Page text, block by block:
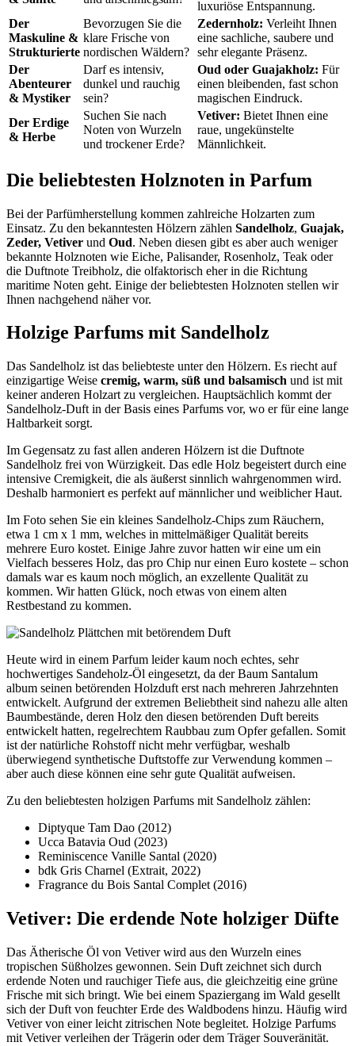
luxuriöse Entspannung.
Der
Maskuline &
Strukturierte
Bevorzugen Sie die
klare Frische von
nordischen Wäldern?
Zedernholz: Verleiht Ihnen
eine sachliche, saubere und
sehr elegante Präsenz.
Der
Abenteurer
& Mystiker
Darf es intensiv,
dunkel und rauchig
sein?
Oud oder Guajakholz: Für
einen bleibenden, fast schon
magischen Eindruck.
Der Erdige
& Herbe
Suchen Sie nach
Noten von Wurzeln
und trockener Erde?
Vetiver: Bietet Ihnen eine
raue, ungekünstelte
Männlichkeit.
Die beliebtesten Holznoten in Parfum
Bei der Parfümherstellung kommen zahlreiche Holzarten zum
Einsatz. Zu den bekanntesten Hölzern zählen Sandelholz, Guajak,
Zeder, Vetiver und Oud. Neben diesen gibt es aber auch weniger
bekannte Holznoten wie Eiche, Palisander, Rosenholz, Teak oder
die Duftnote Treibholz, die olfaktorisch eher in die Richtung
maritime Noten geht. Einige der beliebtesten Holznoten stellen wir
Ihnen nachgehend näher vor.
Holzige Parfums mit Sandelholz
Das Sandelholz ist das beliebteste unter den Hölzern. Es riecht auf
einzigartige Weise cremig, warm, süß und balsamisch und ist mit
keiner anderen Holzart zu vergleichen. Hauptsächlich kommt der
Sandelholz-Duft in der Basis eines Parfums vor, wo er für eine lange
Haltbarkeit sorgt.
Im Gegensatz zu fast allen anderen Hölzern ist die Duftnote
Sandelholz frei von Würzigkeit. Das edle Holz begeistert durch eine
intensive Cremigkeit, die als äußerst sinnlich wahrgenommen wird.
Deshalb harmoniert es perfekt auf männlicher und weiblicher Haut.
Im Foto sehen Sie ein kleines Sandelholz-Chips zum Räuchern,
etwa 1 cm x 1 mm, welches in mittelmäßiger Qualität bereits
mehrere Euro kostet. Einige Jahre zuvor hatten wir eine um ein
Vielfach besseres Holz, das pro Chip nur einen Euro kostete – schon
damals war es kaum noch möglich, an exzellente Qualität zu
kommen. Wir hatten Glück, noch etwas von einem alten
Restbestand zu kommen.
Heute wird in einem Parfum leider kaum noch echtes, sehr
hochwertiges Sandeholz-Öl eingesetzt, da der Baum Santalum
album seinen betörenden Holzduft erst nach mehreren Jahrzehnten
entwickelt. Aufgrund der extremen Beliebtheit sind nahezu alle alten
Baumbestände, deren Holz den diesen betörenden Duft bereits
entwickelt hatten, regelrechtem Raubbau zum Opfer gefallen. Somit
ist der natürliche Rohstoff nicht mehr verfügbar, weshalb
überwiegend synthetische Duftstoffe zur Verwendung kommen –
aber auch diese können eine sehr gute Qualität aufweisen.
Zu den beliebtesten holzigen Parfums mit Sandelholz zählen:
Diptyque Tam Dao (2012)
Ucca Batavia Oud (2023)
Reminiscence Vanille Santal (2020)
bdk Gris Charnel (Extrait, 2022)
Fragrance du Bois Santal Complet (2016)
Vetiver: Die erdende Note holziger Düfte
Das Ätherische Öl von Vetiver wird aus den Wurzeln eines
tropischen Süßholzes gewonnen. Sein Duft zeichnet sich durch
erdende Noten und rauchiger Tiefe aus, die gleichzeitig eine grüne
Frische mit sich bringt. Wie bei einem Spaziergang im Wald gesellt
sich der Duft von feuchter Erde des Waldbodens hinzu. Häufig wird
Vetiver von einer leicht zitrischen Note begleitet. Holzige Parfums
mit Vetiver verleihen der Trägerin oder dem Träger Souveränität.